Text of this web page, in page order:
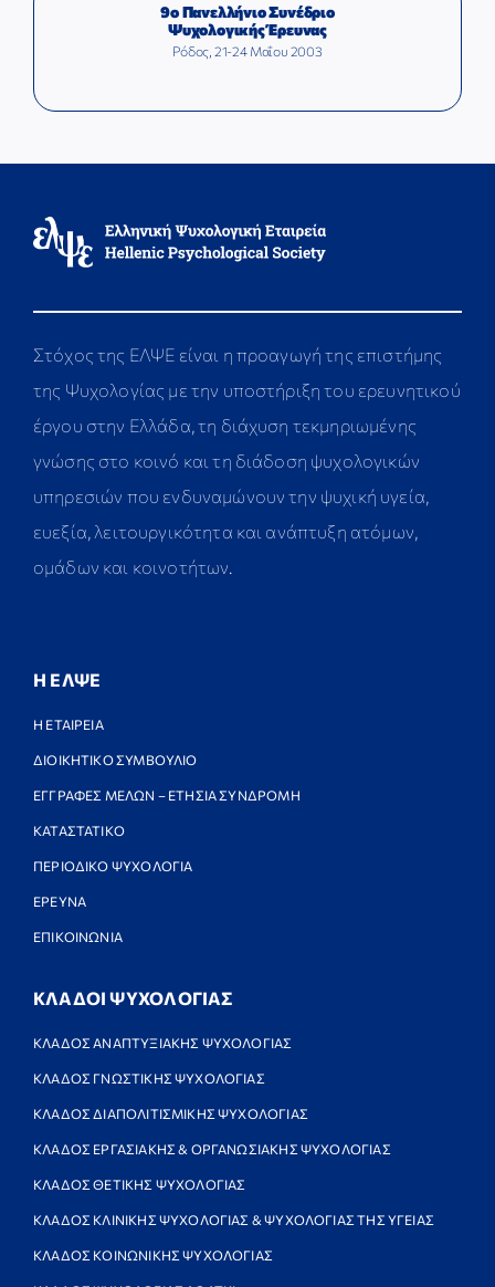
9ο Πανελλήνιο Συνέδριο
Ψυχολογικής Έρευνας
Ρόδος, 21-24 Μαΐου 2003
Στόχος της ΕΛΨΕ είναι η προαγωγή της επιστήμης
της Ψυχολογίας με την υποστήριξη του ερευνητικού
έργου στην Ελλάδα, τη διάχυση τεκμηριωμένης
γνώσης στο κοινό και τη διάδοση ψυχολογικών
υπηρεσιών που ενδυναμώνουν την ψυχική υγεία,
ευεξία, λειτουργικότητα και ανάπτυξη ατόμων,
ομάδων και κοινοτήτων.
Η ΕΛΨΕ
Η ΕΤΑΙΡΕΙΑ
ΔΙΟΙΚΗΤΙΚΟ ΣΥΜΒΟΥΛΙΟ
ΕΓΓΡΑΦΕΣ ΜΕΛΩΝ – ΕΤΗΣΙΑ ΣΥΝΔΡΟΜΗ
ΚΑΤΑΣΤΑΤΙΚΟ
ΠΕΡΙΟΔΙΚΟ ΨΥΧΟΛΟΓΙΑ
ΕΡΕΥΝΑ
ΕΠΙΚΟΙΝΩΝΙΑ
ΚΛΑΔΟΙ ΨΥΧΟΛΟΓΙΑΣ
ΚΛΑΔΟΣ ΑΝΑΠΤΥΞΙΑΚΗΣ ΨΥΧΟΛΟΓΙΑΣ
ΚΛΑΔΟΣ ΓΝΩΣΤΙΚΗΣ ΨΥΧΟΛΟΓΙΑΣ
ΚΛΑΔΟΣ ΔΙΑΠΟΛΙΤΙΣΜΙΚΗΣ ΨΥΧΟΛΟΓΙΑΣ
ΚΛΑΔΟΣ ΕΡΓΑΣΙΑΚΗΣ & ΟΡΓΑΝΩΣΙΑΚΗΣ ΨΥΧΟΛΟΓΙΑΣ
ΚΛΑΔΟΣ ΘΕΤΙΚΗΣ ΨΥΧΟΛΟΓΙΑΣ
ΚΛΑΔΟΣ ΚΛΙΝΙΚΗΣ ΨΥΧΟΛΟΓΙΑΣ & ΨΥΧΟΛΟΓΙΑΣ ΤΗΣ ΥΓΕΙΑΣ
ΚΛΑΔΟΣ ΚΟΙΝΩΝΙΚΗΣ ΨΥΧΟΛΟΓΙΑΣ